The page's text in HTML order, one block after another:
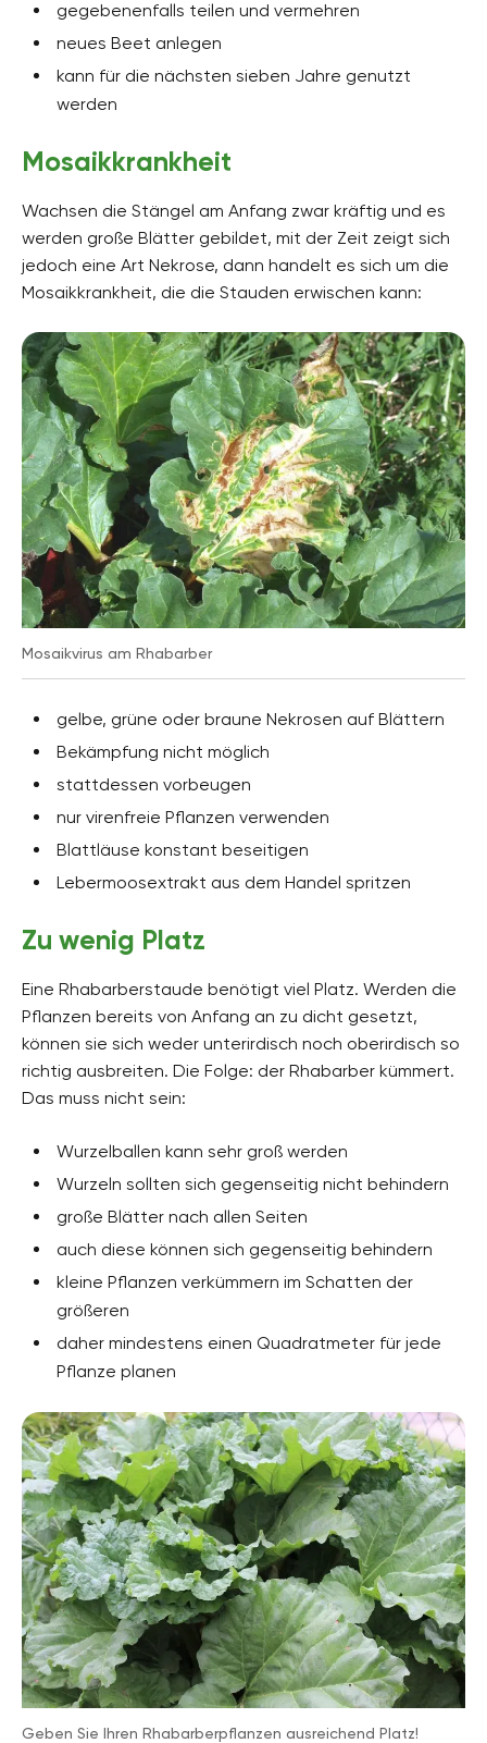
gegebenenfalls teilen und vermehren
neues Beet anlegen
kann für die nächsten sieben Jahre genutzt
werden
Mosaikkrankheit
Wachsen die Stängel am Anfang zwar kräftig und es
werden große Blätter gebildet, mit der Zeit zeigt sich
jedoch eine Art Nekrose, dann handelt es sich um die
Mosaikkrankheit, die die Stauden erwischen kann:
Mosaikvirus am Rhabarber
gelbe, grüne oder braune Nekrosen auf Blättern
Bekämpfung nicht möglich
stattdessen vorbeugen
nur virenfreie Pflanzen verwenden
Blattläuse konstant beseitigen
Lebermoosextrakt aus dem Handel spritzen
Zu wenig Platz
Eine Rhabarberstaude benötigt viel Platz. Werden die
Pflanzen bereits von Anfang an zu dicht gesetzt,
können sie sich weder unterirdisch noch oberirdisch so
richtig ausbreiten. Die Folge: der Rhabarber kümmert.
Das muss nicht sein:
Wurzelballen kann sehr groß werden
Wurzeln sollten sich gegenseitig nicht behindern
große Blätter nach allen Seiten
auch diese können sich gegenseitig behindern
kleine Pflanzen verkümmern im Schatten der
größeren
daher mindestens einen Quadratmeter für jede
Pflanze planen
Geben Sie Ihren Rhabarberpflanzen ausreichend Platz!